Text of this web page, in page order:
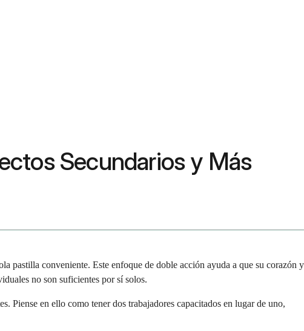
Secundarios y Más
pastilla conveniente. Este enfoque de doble acción ayuda a que su corazón y
no son suficientes por sí solos.
Piense en ello como tener dos trabajadores capacitados en lugar de uno,